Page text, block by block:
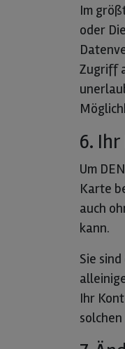
Im
oder
Zugriff
6.
Um
Karte
auch
kann.
Sie
Ihr